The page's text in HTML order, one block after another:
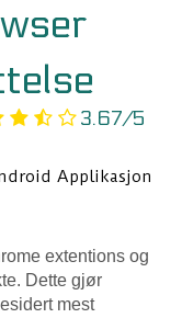
3.67/5
Applikasjon
extentions og
Dette gjør
mest